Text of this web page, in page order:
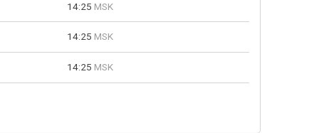
14:25 MSK
14:25 MSK
14:25 MSK